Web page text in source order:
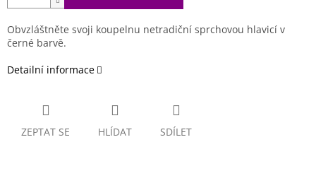
Obvzláštněte svoji koupelnu netradiční sprchovou hlavicí v
černé barvě.
Detailní informace
ZEPTAT SE HLÍDAT SDÍLET